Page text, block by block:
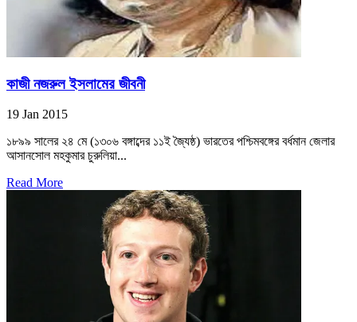
কাজী নজরুল ইসলামের জীবনী
19 Jan 2015
১৮৯৯ সালের ২৪ মে (১৩০৬ বঙ্গাব্দের ১১ই জ্যৈষ্ঠ) ভারতের পশ্চিমবঙ্গের বর্ধমান জেলার
আসানসোল মহকুমার চুরুলিয়া...
Read More